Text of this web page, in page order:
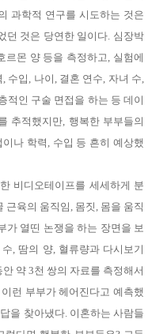
과학적 연구를 시도하는 것은
던 것은 당연한 일이다. 심장박
르몬 양 등을 측정하고, 실험에
수입, 나이, 결혼 연수, 자녀 수,
적인 구술 면접을 하는 등 데이
추적했지만, 행복한 부부들의
나 학력, 수입 등 흔히 예상했
비디오테이프를 세세하게 분
근육의 움직임, 몸짓, 몸을 움직
가 열띤 논쟁을 하는 장면을 보
, 땀의 양, 혈류량과 다시보기
약 3천 쌍의 자료를 측정해서
런 부부가 헤어진다고 예측했
을 찾아냈다. 이혼하는 사람들